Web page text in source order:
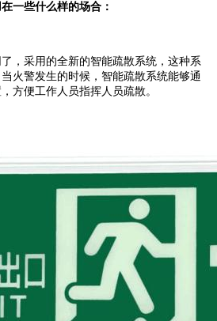
些什么样的场合：
采用的全新的智能疏散系统，这种系
火警发生的时候，智能疏散系统能够通
方便工作人员指挥人员疏散。